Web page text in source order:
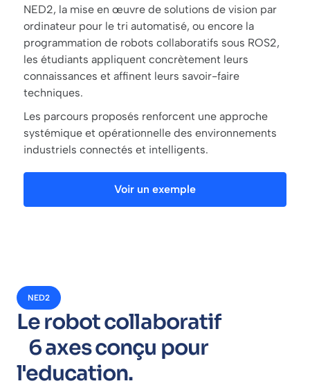
NED2, la mise en œuvre de solutions de vision par
ordinateur pour le tri automatisé, ou encore la
programmation de robots collaboratifs sous ROS2,
les étudiants appliquent concrètement leurs
connaissances et affinent leurs savoir-faire
techniques.
Les parcours proposés renforcent une approche
systémique et opérationnelle des environnements
industriels connectés et intelligents.
Voir un exemple
NED2
Le robot collaboratif
6 axes conçu pour
l'education.